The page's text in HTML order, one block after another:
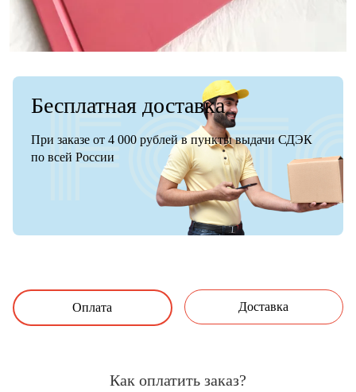
Бесплатная доставка
При заказе от 4 000 рублей в пункты выдачи СДЭК
по всей России
Оплата Доставка
Как оплатить заказ?